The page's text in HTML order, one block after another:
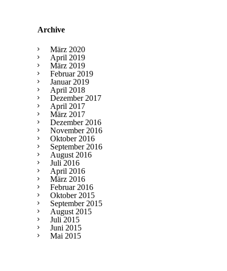
Archive
März 2020
April 2019
März 2019
Februar 2019
Januar 2019
April 2018
Dezember 2017
April 2017
März 2017
Dezember 2016
November 2016
Oktober 2016
September 2016
August 2016
Juli 2016
April 2016
März 2016
Februar 2016
Oktober 2015
September 2015
August 2015
Juli 2015
Juni 2015
Mai 2015